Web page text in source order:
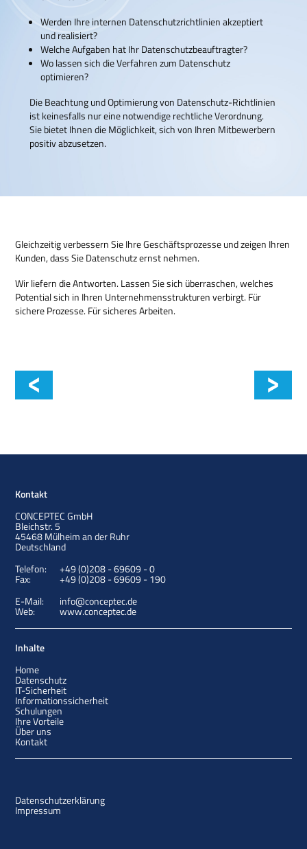
Werden Ihre internen Datenschutzrichtlinien akzeptiert
und realisiert?
Welche Aufgaben hat Ihr Datenschutzbeauftragter?
Wo lassen sich die Verfahren zum Datenschutz
optimieren?
Die Beachtung und Optimierung von Datenschutz-Richtlinien
ist keinesfalls nur eine notwendige rechtliche Verordnung.
Sie bietet Ihnen die Möglichkeit, sich von Ihren Mitbewerbern
positiv abzusetzen.
Gleichzeitig verbessern Sie Ihre Geschäftsprozesse und zeigen Ihren
Kunden, dass Sie Datenschutz ernst nehmen.
Wir liefern die Antworten. Lassen Sie sich überraschen, welches
Potential sich in Ihren Unternehmensstrukturen verbirgt. Für
sichere Prozesse. Für sicheres Arbeiten.
Kontakt
CONCEPTEC GmbH
Bleichstr. 5
45468Mülheim an der Ruhr
Deutschland
Telefon:
+49 (0)208 - 69609 - 0
Fax:
+49 (0)208 - 69609 - 190
E-Mail:
info@conceptec.de
Web: www.conceptec.de
Inhalte
Home
Datenschutz
IT-Sicherheit
Informationssicherheit
Schulungen
Ihre Vorteile
Über uns
Kontakt
Datenschutzerklärung
Impressum